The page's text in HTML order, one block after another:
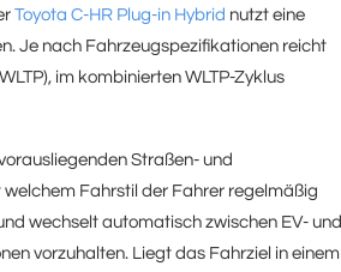
Toyota C-HR Plug-in Hybrid nutzt eine
Je nach Fahrzeugspezifikationen reicht
im kombinierten WLTP-Zyklus
Straßen- und
Fahrstil der Fahrer regelmäßig
wechselt automatisch zwischen EV- und
vorzuhalten. Liegt das Fahrziel in einem